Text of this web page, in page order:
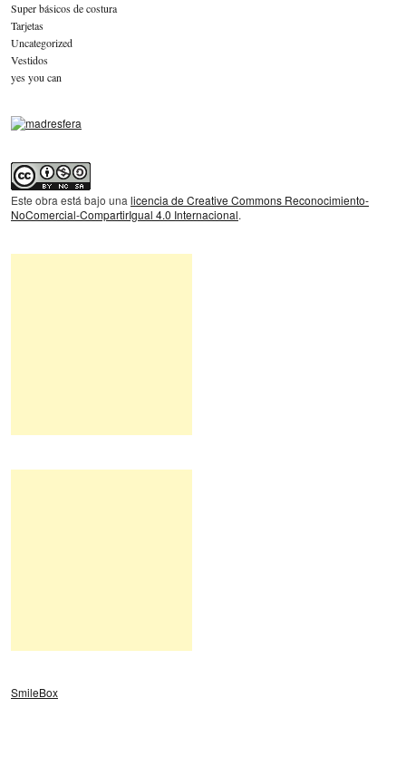
Super básicos de costura
Tarjetas
Uncategorized
Vestidos
yes you can
Este obra está bajo una licencia de Creative Commons Reconocimiento-
NoComercial-CompartirIgual 4.0 Internacional.
SmileBox